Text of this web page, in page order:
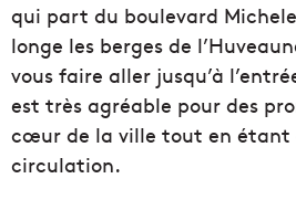
qui part du boulevard
longe les berges de
vous faire aller jusqu’à
est très agréable pour des
cœur de la ville tout en étant
circulation.